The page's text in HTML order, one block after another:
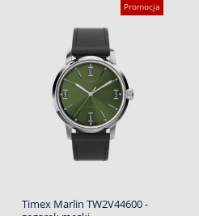
Promocja
Timex Marlin TW2V44600 -